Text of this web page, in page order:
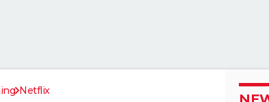
Netflix